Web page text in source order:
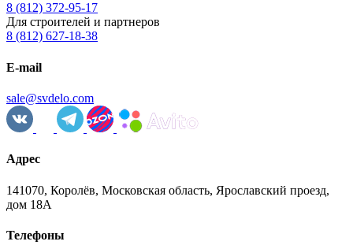
8 (812) 372-95-17
Для строителей и партнеров
8 (812) 627-18-38
E-mail
sale@svdelo.com
Адрес
141070, Королёв, Московская область, Ярославский проезд,
дом 18А
Телефоны